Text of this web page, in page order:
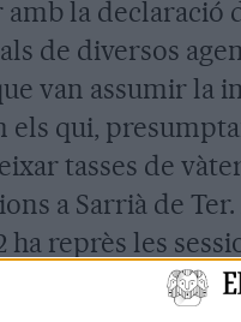
la declaració
de diversos
van assumir la
els qui,
tasses de
a Sarrià de
reprès les